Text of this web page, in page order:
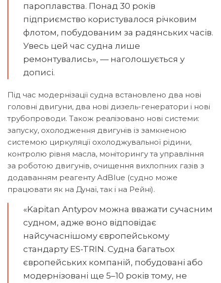
пароплавства. Понад 30 років
підприємство користувалося річковим
флотом, побудованим за радянських часів.
Увесь цей час судна лише
ремонтувались», — наголошується у
дописі.
Під час модернізації судна встановлено два нові
головні двигуни, два нові дизель-генератори і нові
трубопроводи. Також реалізовано нові системи:
запуску, охолодження двигунів із замкненою
системою циркуляції охолоджувальної рідини,
контролю рівня масла, моніторингу та управління
за роботою двигунів, очищення вихлопних газів з
додаванням реагенту AdBlue (судно може
працювати як на Дунаї, так і на Рейні).
«Kapitan Antypov можна вважати сучасним
судном, адже воно відповідає
найсучаснішому європейському
стандарту ES-TRIN. Судна багатьох
європейських компаній, побудовані або
модернізовані ще 5–10 років тому, не